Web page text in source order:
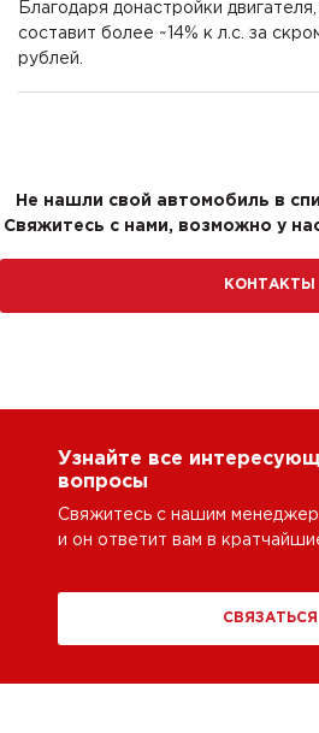
Благодаря донастройки
составит более ~14% к л.с. за
рублей.
Не нашли свой автомобиль в
Свяжитесь с нами, возможно у
КОНТАКТЫ
Узнайте все
вопросы
Свяжитесь с нашим
и он ответит вам в
СВЯЗАТЬСЯ